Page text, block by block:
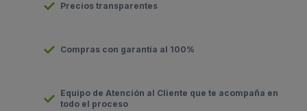
Precios transparentes
Compras con garantía al 100%
Equipo de Atención al Cliente que te acompaña en
todo el proceso